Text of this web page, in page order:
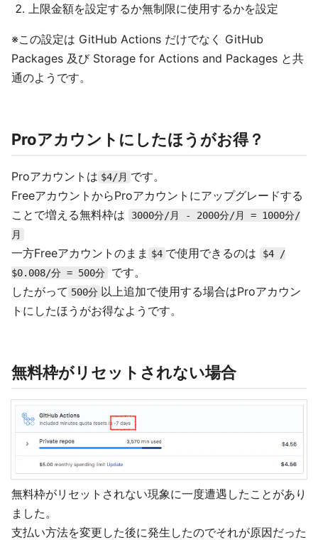
上限金額を設定するか無制限に使用するかを設定
※この設定は GitHub Actions だけでなく GitHub
Packages 及び Storage for Actions and Packages と共
通のようです。
Proアカウントにしたほうがお得？
Proアカウントは $4/月 です。
FreeアカウントからProアカウントにアップグレードする
ことで増える無料枠は
3000分/月 - 2000分/月 = 1000分/
月
一方Freeアカウントのまま $4 で使用できるのは
$4 /
$0.008/分 = 500分
です。
したがって 500分 以上追加で使用する場合はProアカウン
トにしたほうがお得なようです。
無料枠がリセットされない場合
無料枠がリセットされない現象に一度遭遇したことがあり
ました。
支払い方法を変更した後に発生したのでそれが原因だった